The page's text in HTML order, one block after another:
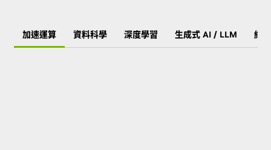
加速運算 資料科學 深度學習 生成式 AI / LLM 繪